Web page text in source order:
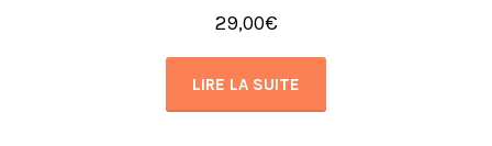
29,00€
LIRE LA SUITE